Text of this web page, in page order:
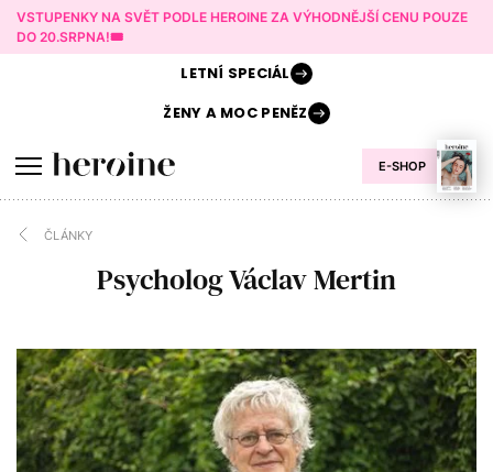
VSTUPENKY NA SVĚT PODLE HEROINE ZA VÝHODNĚJŠÍ CENU POUZE
DO 20.SRPNA!🎟️
E-SHOP
LETNÍ SPECIÁL
ŽENY AMOC PENĚZ
ČLÁNKY
Psycholog Václav Mertin